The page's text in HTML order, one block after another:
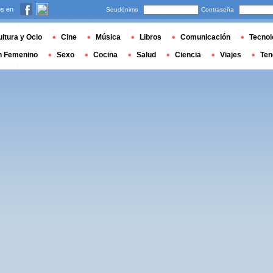
en Seudónimo Contraseña
y Ocio Cine Música Libros Comunicación
Femenino Sexo Cocina Salud Ciencia Viajes